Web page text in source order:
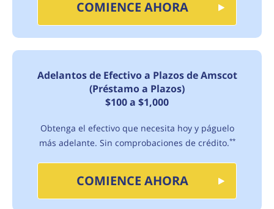
COMIENCE AHORA
Adelantos de Efectivo a Plazos de Amscot
(Préstamo a Plazos)
$100 a $1,000
Obtenga el efectivo que necesita hoy y páguelo
más adelante. Sin comprobaciones de crédito.**
COMIENCE AHORA